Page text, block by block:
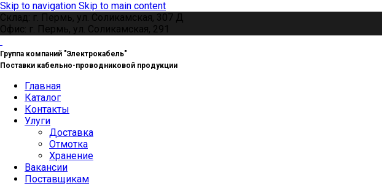
Skip to navigation Skip to main content
Склад: г. Пермь, ул. Соликамская, 307 Д
Офис: г. Пермь, ул. Соликамская, 291
Группа компаний "Электрокабель"
Поставки кабельно-проводниковой продукции
Главная
Каталог
Контакты
Улуги
Доставка
Отмотка
Хранение
Вакансии
Поставщикам